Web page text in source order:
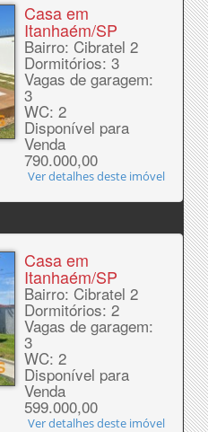
Casa em
Itanhaém/SP
Bairro: Cibratel 2
Dormitórios: 3
Vagas de garagem:
3
WC: 2
Disponível para
Venda
790.000,00
Ver detalhes deste imóvel
Casa em
Itanhaém/SP
Bairro: Cibratel 2
Dormitórios: 2
Vagas de garagem:
3
WC: 2
Disponível para
Venda
599.000,00
Ver detalhes deste imóvel